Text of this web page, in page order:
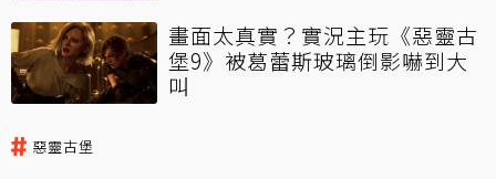
畫面太真實？實況主玩《惡靈古
堡9》被葛蕾斯玻璃倒影嚇到大
叫
惡靈古堡